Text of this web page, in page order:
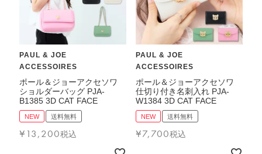
PAUL & JOE
ACCESSOIRES
ポール＆ジョーアクセソワ
ショルダーバッグ PJA-
B1385 3D CAT FACE
NEW 送料無料
¥ 13,200税込
PAUL & JOE
ACCESSOIRES
ポール＆ジョーアクセソワ
仕切り付き名刺入れ PJA-
W1384 3D CAT FACE
NEW 送料無料
¥7,700税込